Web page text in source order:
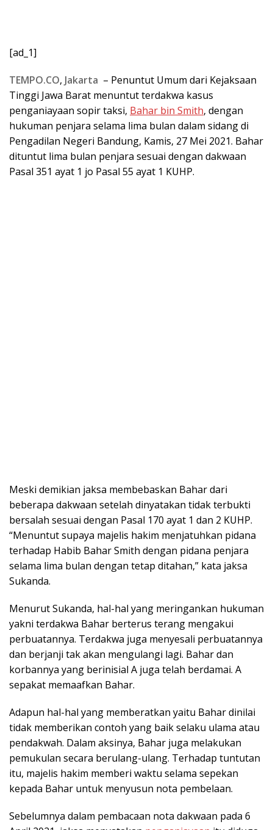
[ad_1]
TEMPO.CO, Jakarta – Penuntut Umum dari Kejaksaan
Tinggi Jawa Barat menuntut terdakwa kasus
penganiayaan sopir taksi, Bahar bin Smith, dengan
hukuman penjara selama lima bulan dalam sidang di
Pengadilan Negeri Bandung, Kamis, 27 Mei 2021. Bahar
dituntut lima bulan penjara sesuai dengan dakwaan
Pasal 351 ayat 1 jo Pasal 55 ayat 1 KUHP.
Meski demikian jaksa membebaskan Bahar dari
beberapa dakwaan setelah dinyatakan tidak terbukti
bersalah sesuai dengan Pasal 170 ayat 1 dan 2 KUHP.
“Menuntut supaya majelis hakim menjatuhkan pidana
terhadap Habib Bahar Smith dengan pidana penjara
selama lima bulan dengan tetap ditahan,” kata jaksa
Sukanda.
Menurut Sukanda, hal-hal yang meringankan hukuman
yakni terdakwa Bahar berterus terang mengakui
perbuatannya. Terdakwa juga menyesali perbuatannya
dan berjanji tak akan mengulangi lagi. Bahar dan
korbannya yang berinisial A juga telah berdamai. A
sepakat memaafkan Bahar.
Adapun hal-hal yang memberatkan yaitu Bahar dinilai
tidak memberikan contoh yang baik selaku ulama atau
pendakwah. Dalam aksinya, Bahar juga melakukan
pemukulan secara berulang-ulang. Terhadap tuntutan
itu, majelis hakim memberi waktu selama sepekan
kepada Bahar untuk menyusun nota pembelaan.
Sebelumnya dalam pembacaan nota dakwaan pada 6